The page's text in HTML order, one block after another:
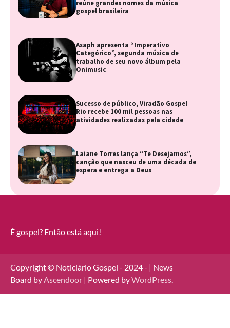
reúne grandes nomes da música
gospel brasileira
Asaph apresenta “Imperativo
Categórico”, segunda música de
trabalho de seu novo álbum pela
Onimusic
Sucesso de público, Viradão Gospel
Rio recebe 100 mil pessoas nas
atividades realizadas pela cidade
Laiane Torres lança “Te Desejamos”,
canção que nasceu de uma década de
espera e entrega a Deus
É gospel? Então está aqui!
Copyright © Noticiário Gospel - 2024 - | News
Board byAscendoor | Powered byWordPress.